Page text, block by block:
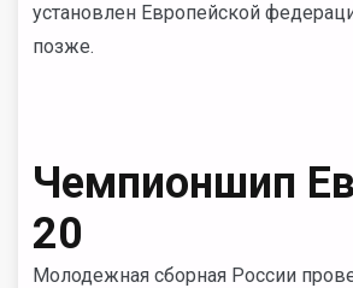
установлен Европейской
позже.
Чемпионшип
20
Молодежная сборная России